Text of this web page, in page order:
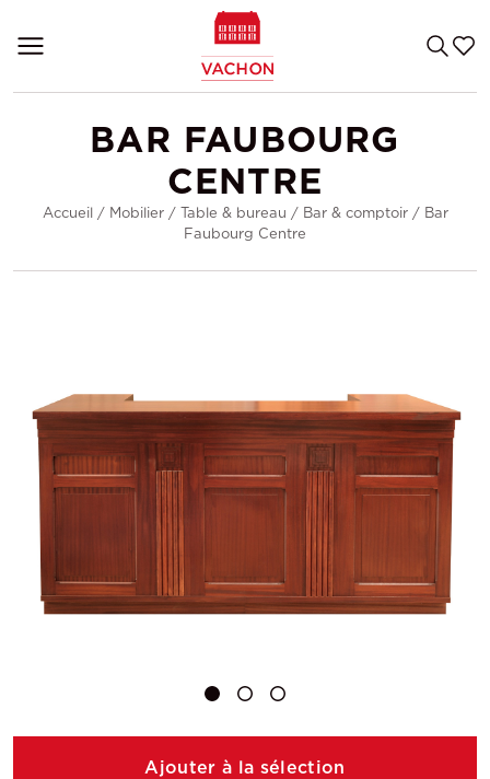
BAR FAUBOURG
CENTRE
Accueil / Mobilier/ Table & bureau / Bar & comptoir/ Bar
Faubourg Centre
Ajouter à la sélection